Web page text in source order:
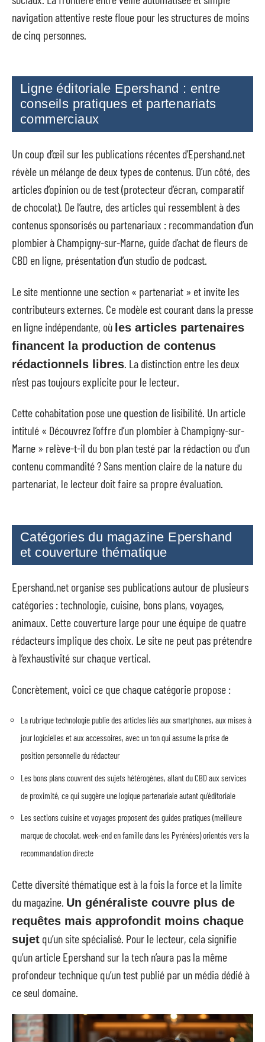
navigation attentive reste floue pour les structures de moins
de cinq personnes.
Ligne éditoriale Epershand : entre
conseils pratiques et partenariats
commerciaux
Un coup d’œil sur les publications récentes d’Epershand.net
révèle un mélange de deux types de contenus. D’un côté, des
articles d’opinion ou de test (protecteur d’écran, comparatif
de chocolat). De l’autre, des articles qui ressemblent à des
contenus sponsorisés ou partenariaux : recommandation d’un
plombier à Champigny-sur-Marne, guide d’achat de fleurs de
CBD en ligne, présentation d’un studio de podcast.
Le site mentionne une section « partenariat » et invite les
contributeurs externes. Ce modèle est courant dans la presse
en ligne indépendante, où les articles partenaires
financent la production de contenus
rédactionnels libres . La distinction entre les deux
n’est pas toujours explicite pour le lecteur.
Cette cohabitation pose une question de lisibilité. Un article
intitulé « Découvrez l’offre d’un plombier à Champigny-sur-
Marne » relève-t-il du bon plan testé par la rédaction ou d’un
contenu commandité ? Sans mention claire de la nature du
partenariat, le lecteur doit faire sa propre évaluation.
Catégories du magazine Epershand
et couverture thématique
Epershand.net organise ses publications autour de plusieurs
catégories : technologie, cuisine, bons plans, voyages,
animaux. Cette couverture large pour une équipe de quatre
rédacteurs implique des choix. Le site ne peut pas prétendre
à l’exhaustivité sur chaque vertical.
Concrètement, voici ce que chaque catégorie propose :
La rubrique technologie publie des articles liés aux smartphones, aux mises à
jour logicielles et aux accessoires, avec un ton qui assume la prise de
position personnelle du rédacteur
Les bons plans couvrent des sujets hétérogènes, allant du CBD aux services
de proximité, ce qui suggère une logique partenariale autant qu’éditoriale
Les sections cuisine et voyages proposent des guides pratiques (meilleure
marque de chocolat, week-end en famille dans les Pyrénées) orientés vers la
recommandation directe
Cette diversité thématique est à la fois la force et la limite
du magazine. Un généraliste couvre plus de
requêtes mais approfondit moins chaque
sujet qu’un site spécialisé. Pour le lecteur, cela signifie
qu’un article Epershand sur la tech n’aura pas la même
profondeur technique qu’un test publié par un média dédié à
ce seul domaine.